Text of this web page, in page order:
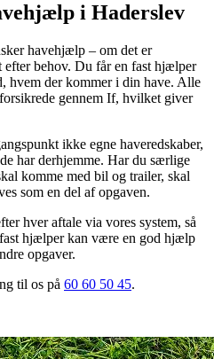
i Haderslev
havehjælp – om det er
behov. Du får en fast hjælper
hvem der kommer i din have. Alle
gennem If, hvilket giver
ikke egne haveredskaber,
har derhjemme. Har du særlige
komme med bil og trailer, skal
som en del af opgaven.
hver aftale via vores system, så
hjælper kan være en god hjælp
opgaver.
til os på 60 60 50 45.